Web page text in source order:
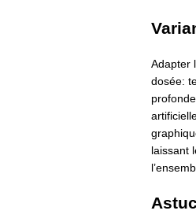
Adapter
dosée:
laissant